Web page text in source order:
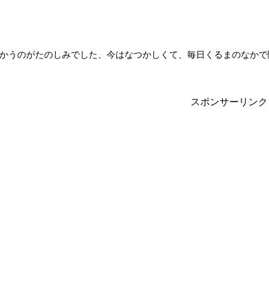
うのがたのしみでした、今はなつかしくて、毎日くるまのな
スポンサーリンク